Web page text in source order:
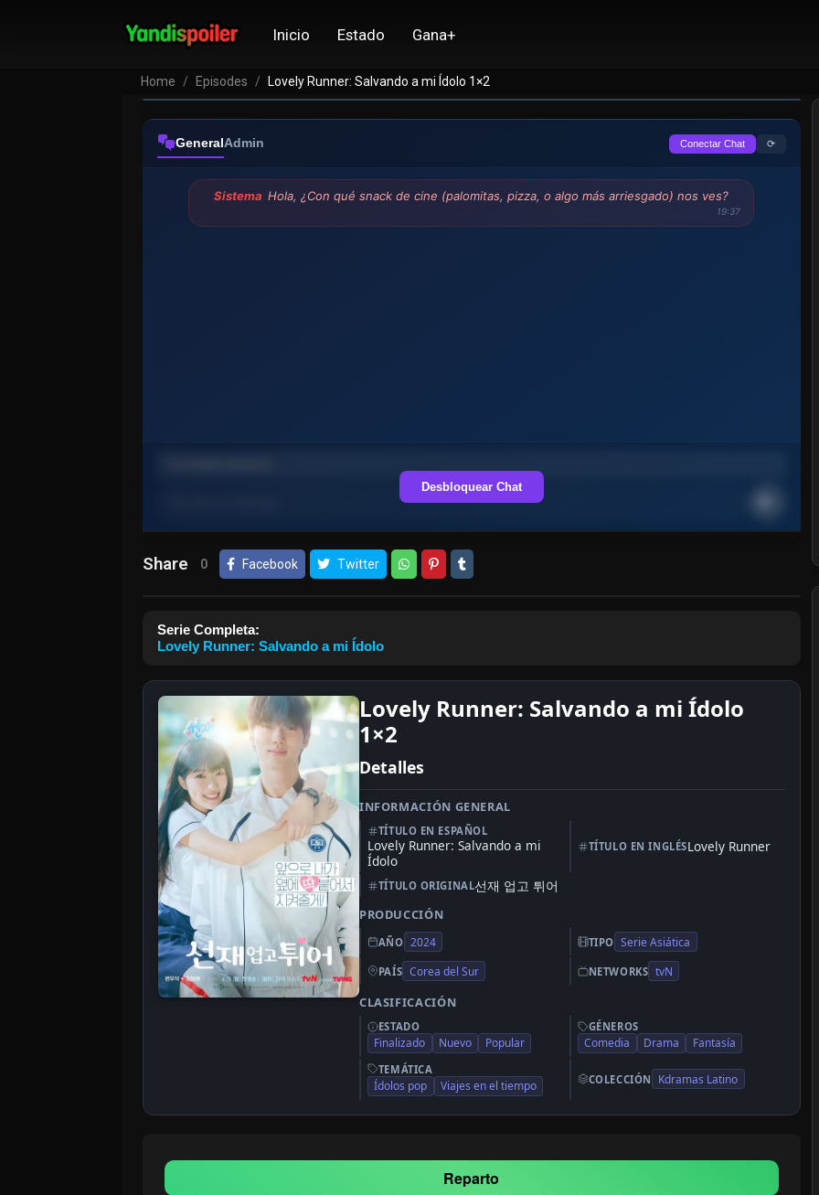
Inicio Estado Gana+
Home Episodes Lovely Runner: Salvando a mi Ídolo 1×2
GeneralAdmin Conectar Chat ⟳
Sistema Hola, ¿Con qué snack de cine (palomitas, pizza, o algo más arriesgado) nos ves?
19:37
Desbloquear Chat
Share 0 Facebook Twitter
Serie Completa:
Lovely Runner: Salvando a mi Ídolo
Lovely Runner: Salvando a mi Ídolo
1×2
Detalles
INFORMACIÓN GENERAL
TÍTULO EN ESPAÑOL
Lovely Runner: Salvando a mi
Ídolo
TÍTULO EN INGLÉSLovely Runner
TÍTULO ORIGINAL선재 업고 튀어
PRODUCCIÓN
AÑO 2024 TIPO Serie Asiática
PAÍS Corea del Sur NETWORKS tvN
CLASIFICACIÓN
ESTADO
Finalizado Nuevo Popular
GÉNEROS
Comedia Drama Fantasía
TEMÁTICA
Ídolos pop Viajes en el tiempo COLECCIÓN Kdramas Latino
Reparto